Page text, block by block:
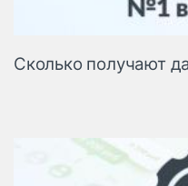
Cколько получают